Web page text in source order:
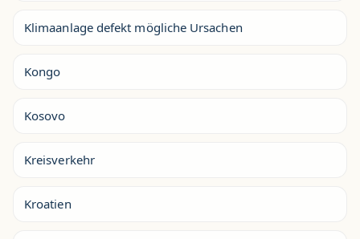
Klimaanlage defekt mögliche Ursachen
Kongo
Kosovo
Kreisverkehr
Kroatien